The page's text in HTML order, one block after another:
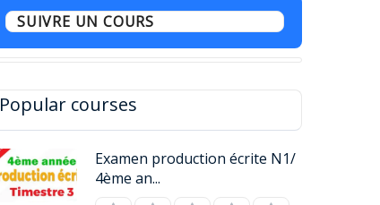
SUIVRE UN COURS
Popular courses
Examen production écrite N1/
4ème an...